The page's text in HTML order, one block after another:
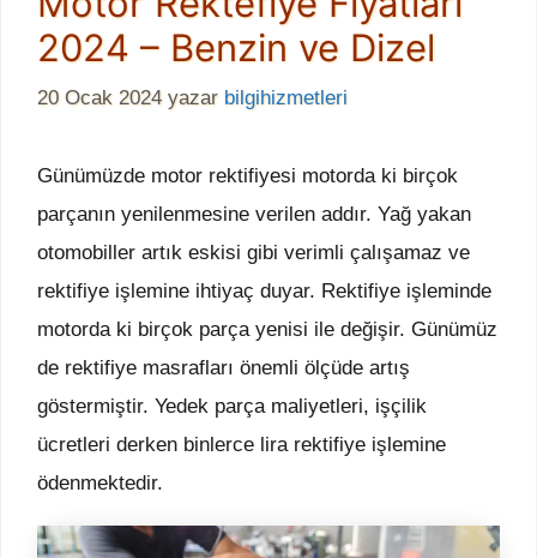
2024 – Benzin ve Dizel
20 Ocak 2024 yazar bilgihizmetleri
Günümüzde motor rektifiyesi motorda ki birçok
parçanın yenilenmesine verilen addır. Yağ yakan
otomobiller artık eskisi gibi verimli çalışamaz ve
rektifiye işlemine ihtiyaç duyar. Rektifiye işleminde
motorda ki birçok parça yenisi ile değişir. Günümüz
de rektifiye masrafları önemli ölçüde artış
göstermiştir. Yedek parça maliyetleri, işçilik
ücretleri derken binlerce lira rektifiye işlemine
ödenmektedir.